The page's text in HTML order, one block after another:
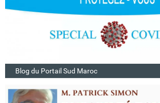
Blog du Portail Sud Maroc